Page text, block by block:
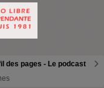
des pages - Le podcast